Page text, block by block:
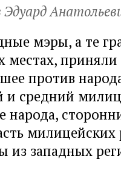
мэры, а те
местах,
против
и средний
народа,
милицейских
из западных